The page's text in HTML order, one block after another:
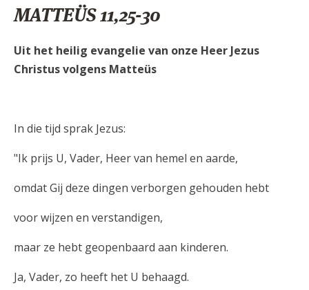
MATTEÜS 11,25-30
Uit het heilig evangelie van onze Heer Jezus
Christus volgens Matteüs
In die tijd sprak Jezus:
"Ik prijs U, Vader, Heer van hemel en aarde,
omdat Gij deze dingen verborgen gehouden hebt
voor wijzen en verstandigen,
maar ze hebt geopenbaard aan kinderen.
Ja, Vader, zo heeft het U behaagd.